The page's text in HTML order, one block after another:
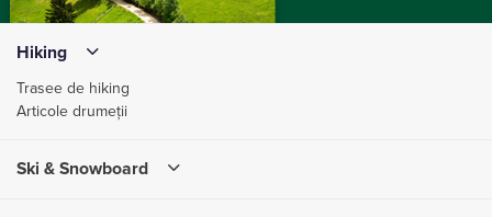
Hiking
Trasee de hiking
Articole drumeții
Ski & Snowboard